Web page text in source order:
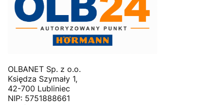
OLBANET Sp. z o.o.
Księdza Szymały 1,
42-700 Lubliniec
NIP: 5751888661